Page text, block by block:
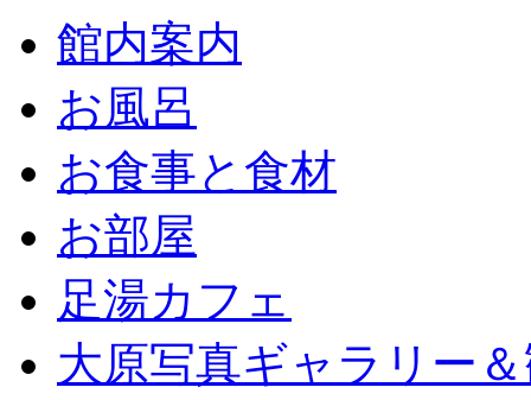
館内案内
お風呂
お食事と食材
お部屋
足湯カフェ
大原写真ギャラリー